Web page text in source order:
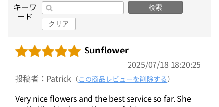
キーワ
ード
検索
クリア
Sunflower
2025/07/18 18:20:25
投稿者：Patrick （この商品レビューを削除する）
Very nice flowers and the best service so far. She